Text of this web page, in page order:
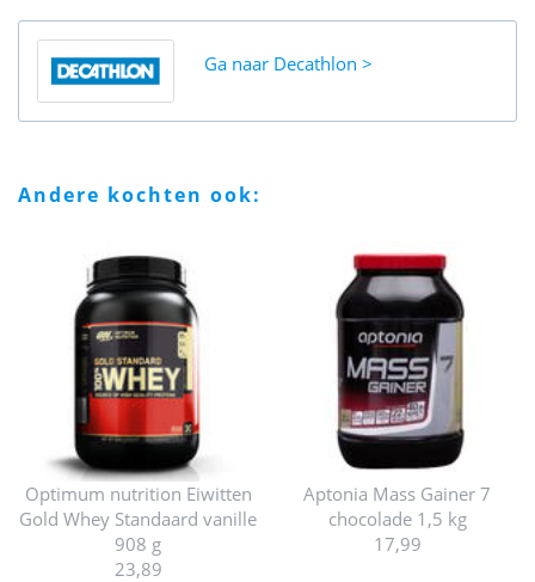
Ga naar Decathlon
andere kochten ook:
Optimum nutrition Eiwitten
Gold Whey Standaard vanille
908 g
23,89
Aptonia Mass Gainer 7
chocolade 1,5 kg
17,99